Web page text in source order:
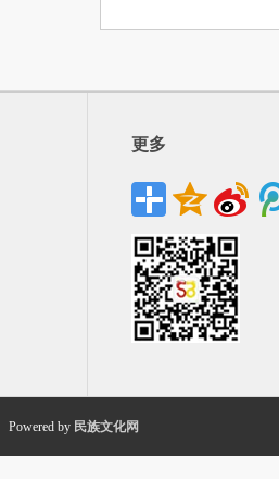
更多
Powered by 民族文化网